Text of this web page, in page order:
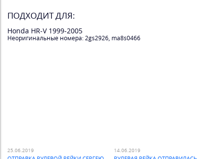
ПОДХОДИТ ДЛЯ:
Honda HR-V 1999-2005
Неоригинальные номера: 2gs2926, ma8s0466
25.06.2019 14.06.2019